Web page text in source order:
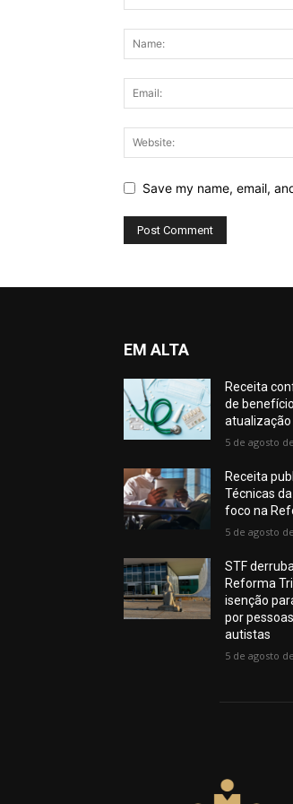
Save my name, email,
EM ALTA
Receita
de
atualização
5 de agosto
Receita
Técnicas
foco na
5 de agosto
STF
Reforma
isenção
por
autistas
5 de agosto